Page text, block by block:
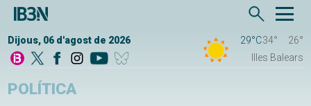
Dijous, 06 d'agost de 2026 29°C34°
26°
Illes Balears
POLÍTICA